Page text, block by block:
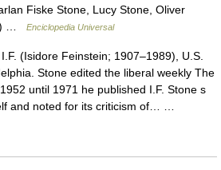
Fiske Stone, Lucy Stone, Oliver
…
Enciclopedia Universal
(Isidore Feinstein; 1907–1989), U.S.
Stone edited the liberal weekly The
until 1971 he published I.F. Stone s
and noted for its criticism of… …